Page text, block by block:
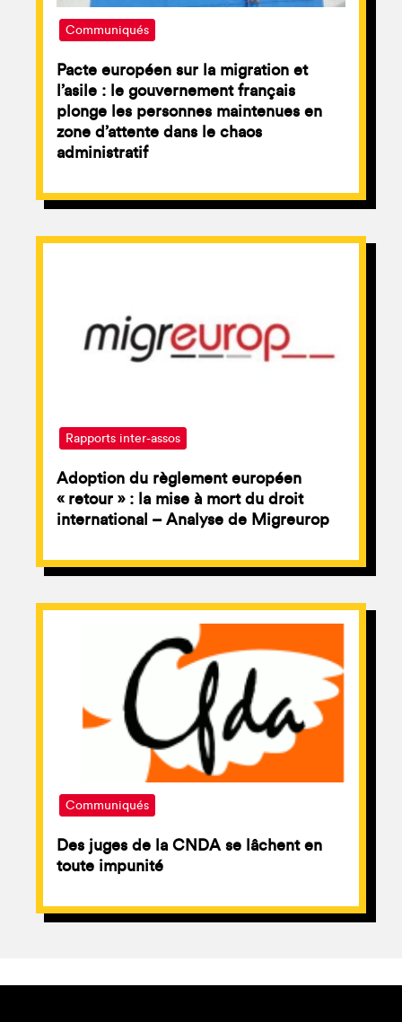
Communiqués
Pacte européen sur la migration et
l’asile : le gouvernement français
plonge les personnes maintenues en
zone d’attente dans le chaos
administratif
Rapports inter-assos
Adoption du règlement européen
« retour » : la mise à mort du droit
international – Analyse de Migreurop
Communiqués
Des juges de la CNDA se lâchent en
toute impunité